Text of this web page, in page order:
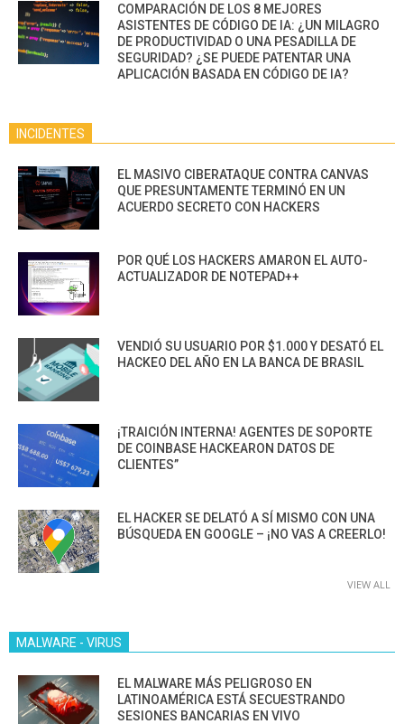
COMPARACIÓN DE LOS 8 MEJORES
ASISTENTES DE CÓDIGO DE IA: ¿UN MILAGRO
DE PRODUCTIVIDAD O UNA PESADILLA DE
SEGURIDAD? ¿SE PUEDE PATENTAR UNA
APLICACIÓN BASADA EN CÓDIGO DE IA?
INCIDENTES
EL MASIVO CIBERATAQUE CONTRA CANVAS
QUE PRESUNTAMENTE TERMINÓ EN UN
ACUERDO SECRETO CON HACKERS
POR QUÉ LOS HACKERS AMARON EL AUTO-
ACTUALIZADOR DE NOTEPAD++
VENDIÓ SU USUARIO POR $1.000 Y DESATÓ EL
HACKEO DEL AÑO EN LA BANCA DE BRASIL
¡TRAICIÓN INTERNA! AGENTES DE SOPORTE
DE COINBASE HACKEARON DATOS DE
CLIENTES”
EL HACKER SE DELATÓ A SÍ MISMO CON UNA
BÚSQUEDA EN GOOGLE – ¡NO VAS A CREERLO!
VIEW ALL
MALWARE - VIRUS
EL MALWARE MÁS PELIGROSO EN
LATINOAMÉRICA ESTÁ SECUESTRANDO
SESIONES BANCARIAS EN VIVO